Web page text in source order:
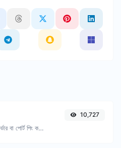
একটি ওয়েবসাইট, সার্ভার বা পোর্ট পিং করুন।
10,727